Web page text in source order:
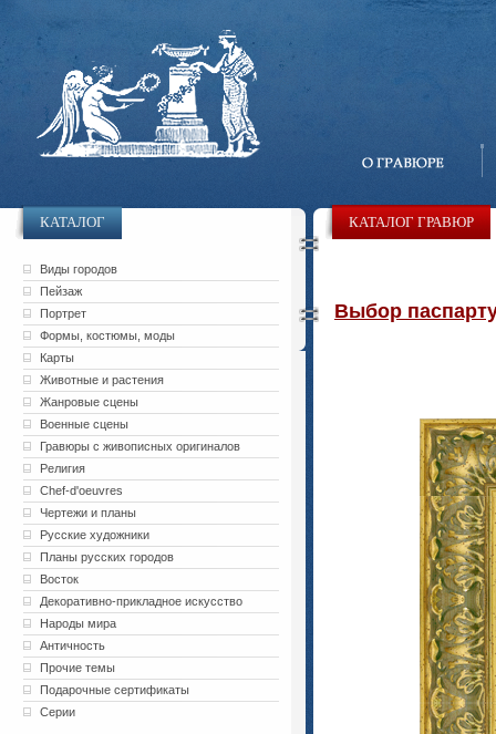
КАТАЛОГ
Виды городов
Пейзаж
Портрет
Формы, костюмы, моды
Карты
Животные и растения
Жанровые сцены
Военные сцены
Гравюры с живописных оригиналов
Религия
Chef-d'oeuvres
Чертежи и планы
Русские художники
Планы русских городов
Восток
Декоративно-прикладное искусство
Народы мира
Античность
Прочие темы
Подарочные сертификаты
Серии
КАТАЛОГ ГРАВЮР
Выбор